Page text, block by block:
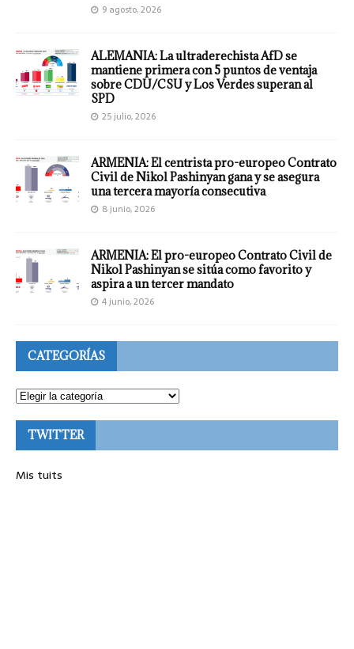
9 agosto, 2026
ALEMANIA: La ultraderechista AfD se
mantiene primera con 5 puntos de ventaja
sobre CDU/CSU y Los Verdes superan al
SPD
25 julio, 2026
ARMENIA: El centrista pro-europeo Contrato
Civil de Nikol Pashinyan gana y se asegura
una tercera mayoría consecutiva
8 junio, 2026
ARMENIA: El pro-europeo Contrato Civil de
Nikol Pashinyan se sitúa como favorito y
aspira a un tercer mandato
4 junio, 2026
CATEGORÍAS
TWITTER
Mis tuits